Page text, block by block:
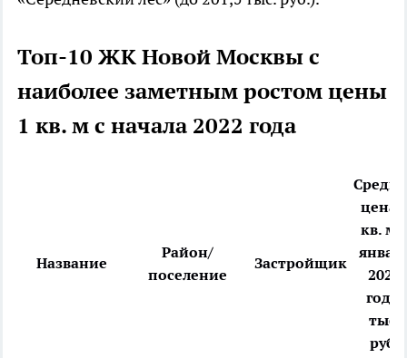
Топ-10 ЖК Новой Москвы с
наиболее заметным ростом цены
1 кв. м с начала 2022 года
Название
Район/
поселение
Застройщик
цена
кв. м
2022
года,
тыс.
руб.